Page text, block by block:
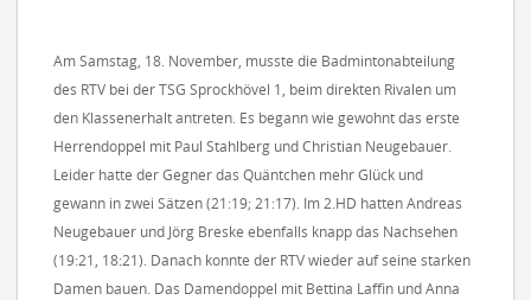
Am Samstag, 18. November, musste die Badmintonabteilung
des RTV bei der TSG Sprockhövel 1, beim direkten Rivalen um
den Klassenerhalt antreten. Es begann wie gewohnt das erste
Herrendoppel mit Paul Stahlberg und Christian Neugebauer.
Leider hatte der Gegner das Quäntchen mehr Glück und
gewann in zwei Sätzen (21:19; 21:17). Im 2.HD hatten Andreas
Neugebauer und Jörg Breske ebenfalls knapp das Nachsehen
(19:21, 18:21). Danach konnte der RTV wieder auf seine starken
Damen bauen. Das Damendoppel mit Bettina Laffin und Anna